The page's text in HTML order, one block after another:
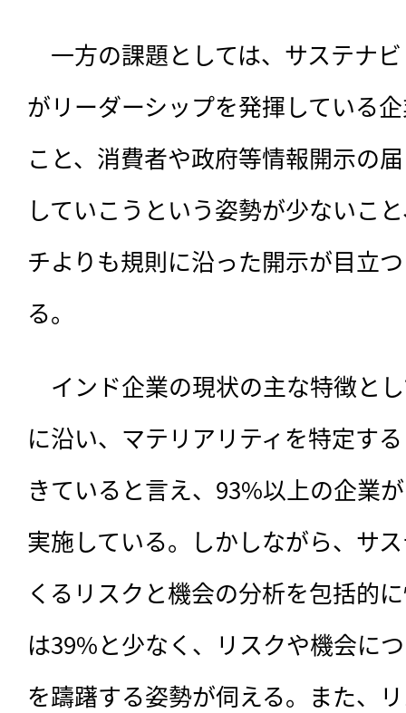
一方の課題としては、サステナ
がリーダーシップを発揮している
こと、消費者や政府等情報開示の
していこうという姿勢が少ないこ
チよりも規則に沿った開示が目立
る。
インド企業の現状の主な特徴と
に沿い、マテリアリティを特定す
きていると言え、93%以上の企業
実施している。しかしながら、サ
くるリスクと機会の分析を包括的
は39%と少なく、リスクや機会に
を躊躇する姿勢が伺える。また、